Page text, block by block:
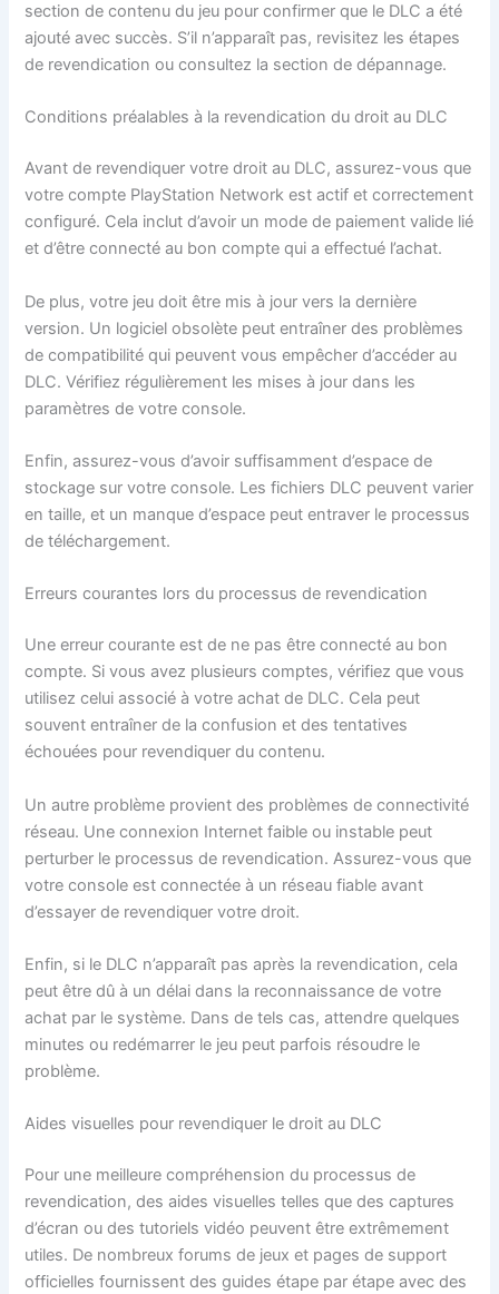
section de contenu du jeu pour confirmer que le DLC a été
ajouté avec succès. S’il n’apparaît pas, revisitez les étapes
de revendication ou consultez la section de dépannage.
Conditions préalables à la revendication du droit au DLC
Avant de revendiquer votre droit au DLC, assurez-vous que
votre compte PlayStation Network est actif et correctement
configuré. Cela inclut d’avoir un mode de paiement valide lié
et d’être connecté au bon compte qui a effectué l’achat.
De plus, votre jeu doit être mis à jour vers la dernière
version. Un logiciel obsolète peut entraîner des problèmes
de compatibilité qui peuvent vous empêcher d’accéder au
DLC. Vérifiez régulièrement les mises à jour dans les
paramètres de votre console.
Enfin, assurez-vous d’avoir suffisamment d’espace de
stockage sur votre console. Les fichiers DLC peuvent varier
en taille, et un manque d’espace peut entraver le processus
de téléchargement.
Erreurs courantes lors du processus de revendication
Une erreur courante est de ne pas être connecté au bon
compte. Si vous avez plusieurs comptes, vérifiez que vous
utilisez celui associé à votre achat de DLC. Cela peut
souvent entraîner de la confusion et des tentatives
échouées pour revendiquer du contenu.
Un autre problème provient des problèmes de connectivité
réseau. Une connexion Internet faible ou instable peut
perturber le processus de revendication. Assurez-vous que
votre console est connectée à un réseau fiable avant
d’essayer de revendiquer votre droit.
Enfin, si le DLC n’apparaît pas après la revendication, cela
peut être dû à un délai dans la reconnaissance de votre
achat par le système. Dans de tels cas, attendre quelques
minutes ou redémarrer le jeu peut parfois résoudre le
problème.
Aides visuelles pour revendiquer le droit au DLC
Pour une meilleure compréhension du processus de
revendication, des aides visuelles telles que des captures
d’écran ou des tutoriels vidéo peuvent être extrêmement
utiles. De nombreux forums de jeux et pages de support
officielles fournissent des guides étape par étape avec des